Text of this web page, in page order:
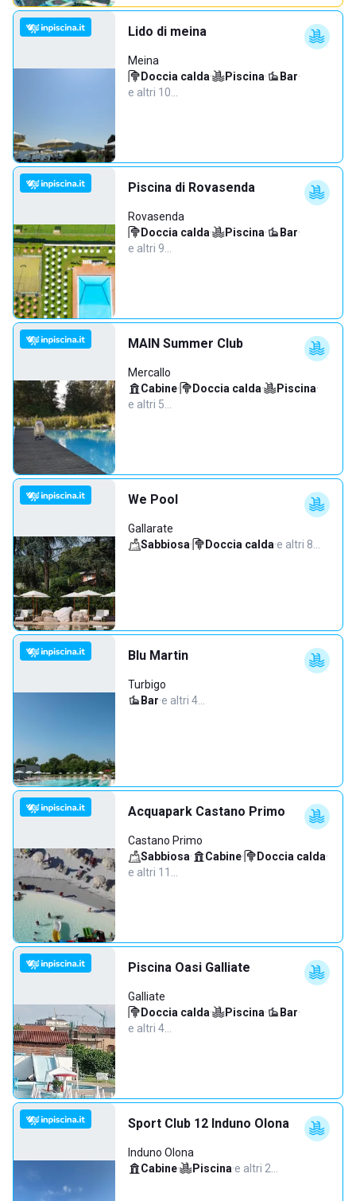
Lido di meina
Meina
Doccia calda· Piscina· Bar·
e altri 10…
Piscina di Rovasenda
Rovasenda
Doccia calda· Piscina· Bar·
e altri 9…
MAIN Summer Club
Mercallo
Cabine· Doccia calda· Piscina·
e altri 5…
We Pool
Gallarate
Sabbiosa· Doccia calda·e altri 8…
Blu Martin
Turbigo
Bar·e altri 4…
Acquapark Castano Primo
Castano Primo
Sabbiosa· Cabine· Doccia calda·
e altri 11…
Piscina Oasi Galliate
Galliate
Doccia calda· Piscina· Bar·
e altri 4…
Sport Club 12 Induno Olona
Induno Olona
Cabine· Piscina·e altri 2…